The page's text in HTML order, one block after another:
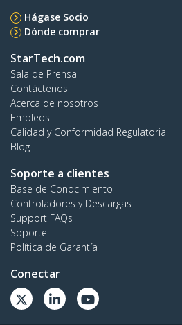
Hágase Socio
Dónde comprar
StarTech.com
Sala de Prensa
Contáctenos
Acerca de nosotros
Empleos
Calidad y Conformidad Regulatoria
Blog
Soporte a clientes
Base de Conocimiento
Controladores y Descargas
Support FAQs
Soporte
Política de Garantía
Conectar